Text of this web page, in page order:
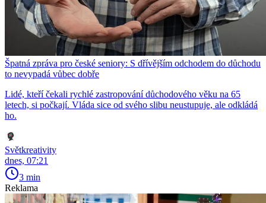
Špatná zpráva pro české seniory: S dřívějším odchodem do důchodu
to nevypadá vůbec dobře
Lidé, kteří čekali rychlé zastropování důchodového věku na 65
letech, si počkají. Vláda sice od svého slibu neustupuje, ale odkládá
ho.
Světkreativity
dnes, 07:21
3 min
Reklama